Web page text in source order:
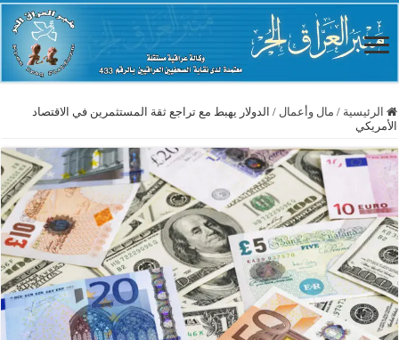
الرئيسية / مال وأعمال / الدولار يهبط مع تراجع ثقة المستثمرين في الاقتصاد
الأمريكي